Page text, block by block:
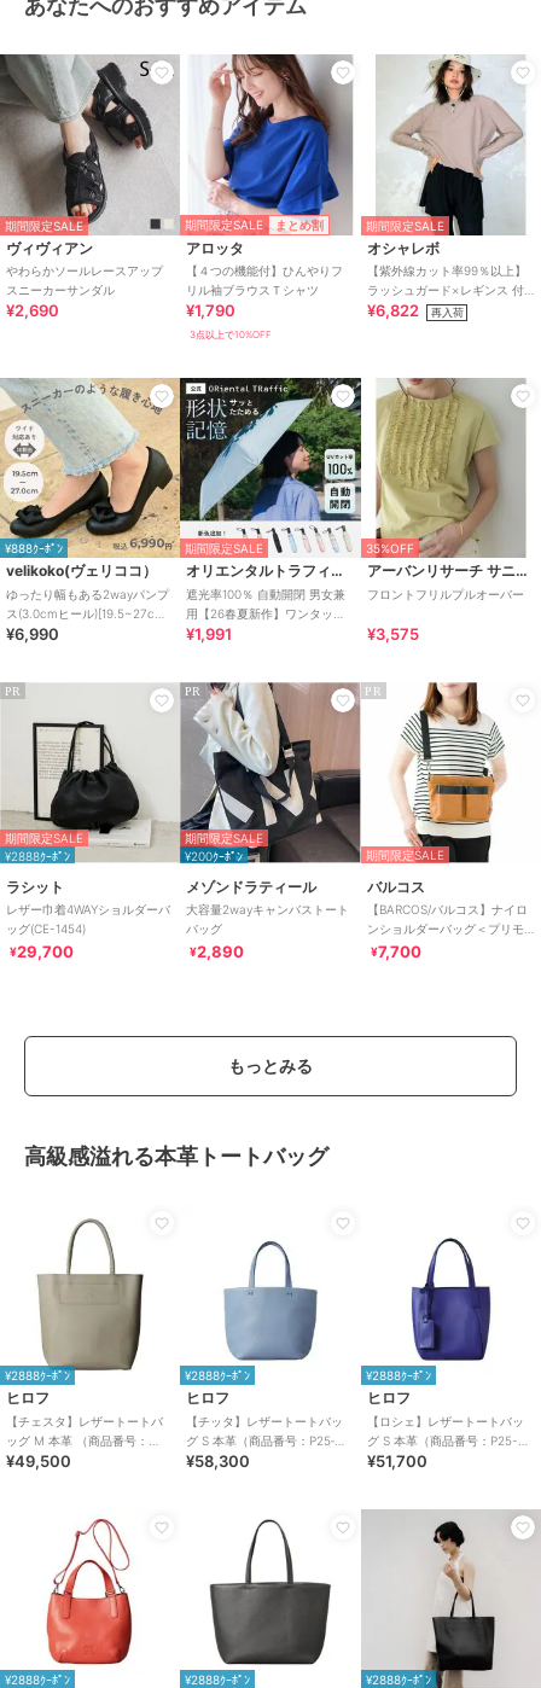
あなたへのおすすめアイテム
期間限定SALE
ヴィヴィアン
やわらかソールレースアップ
スニーカーサンダル
¥2,690
期間限定SALE まとめ割
アロッタ
【４つの機能付】ひんやりフ
リル袖ブラウスＴシャツ
¥1,790
3点以上で10%OFF
期間限定SALE
オシャレボ
【紫外線カット率99％以上】
ラッシュガード×レギンス 付
き タンキニ
¥6,822 再入荷
¥888ｸｰﾎﾟﾝ
velikoko(ヴェリココ）
ゆったり幅もある2wayパンプ
ス(3.0cmヒール)[19.5~27cm]
ラクチンきれいシューズ
¥6,990
期間限定SALE
オリエンタルトラフィック
遮光率100％ 自動開閉 男女兼
用【26春夏新作】ワンタッチ
晴雨兼用 折りたたみ傘 /G-
¥1,991
35%OFF
アーバンリサーチ サニーレーベル
フロントフリルプルオーバー
¥3,575
PR
期間限定SALE
¥2888ｸｰﾎﾟﾝ
ラシット
レザー巾着4WAYショルダーバ
ッグ(CE-1454)
¥29,700
PR
期間限定SALE
¥200ｸｰﾎﾟﾝ
メゾンドラティール
大容量2wayキャンバストート
バッグ
¥2,890
PR
期間限定SALE
バルコス
【BARCOS/バルコス】ナイロ
ンショルダーバッグ＜プリモ
ショルダー＞
¥7,700
もっとみる
高級感溢れる本革トートバッグ
¥2888ｸｰﾎﾟﾝ
ヒロフ
【チェスタ】レザートートバ
ッグ M 本革 （商品番号：
P25-30008）
¥49,500
¥2888ｸｰﾎﾟﾝ
ヒロフ
【チッタ】レザートートバッ
グ S 本革（商品番号：P25‐
35550）
¥58,300
¥2888ｸｰﾎﾟﾝ
ヒロフ
【ロシェ】レザートートバッ
グ S 本革（商品番号：P25-
30903）
¥51,700
¥2888ｸｰﾎﾟﾝ ¥2888ｸｰﾎﾟﾝ ¥2888ｸｰﾎﾟﾝ